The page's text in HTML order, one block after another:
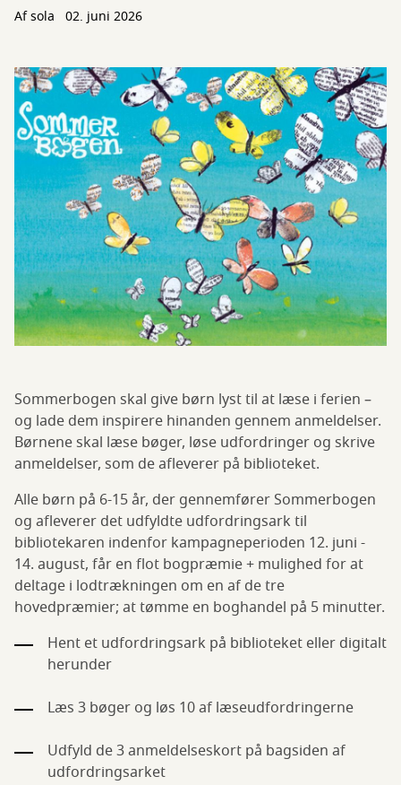
Afsola 02. juni 2026
Sommerbogen skal give børn lyst til at læse i ferien –
og lade dem inspirere hinanden gennem anmeldelser.
Børnene skal læse bøger, løse udfordringer og skrive
anmeldelser, som de afleverer på biblioteket.
Alle børn på 6-15 år, der gennemfører Sommerbogen
og afleverer det udfyldte udfordringsark til
bibliotekaren indenfor kampagneperioden 12. juni -
14. august, får en flot bogpræmie + mulighed for at
deltage i lodtrækningen om en af de tre
hovedpræmier; at tømme en boghandel på 5 minutter.
Hent et udfordringsark på biblioteket eller digitalt
herunder
Læs 3 bøger og løs 10 af læseudfordringerne
Udfyld de 3 anmeldelseskort på bagsiden af
udfordringsarket